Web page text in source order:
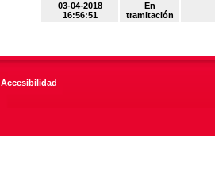
03-04-2018
16:56:51
En
tramitación
Accesibilidad